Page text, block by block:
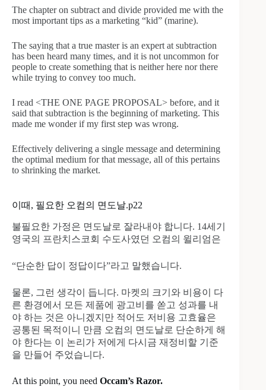
The chapter on subtract and divide provided me with the
most important tips as a marketing “kid” (marine).
The saying that a true master is an expert at subtraction
has been heard many times, and it is not uncommon for
people to create something that is neither here nor there
while trying to convey too much.
I read <THE ONE PAGE PROPOSAL> before, and it
said that subtraction is the beginning of marketing. This
made me wonder if my first step was wrong.
Effectively delivering a single message and determining
the optimal medium for that message, all of this pertains
to shrinking the market.
이때, 필요한 오컴의 면도날.p22
불필요한 가정은 면도날로 잘라내야 합니다. 14세기
영국의 프란치스코회 수도사였던 오컴의 윌리엄은
“단순한 답이 정답이다”라고 말했습니다.
물론, 그런 생각이 듭니다. 마켓의 크기와 비용이 다
른 환경에서 모든 제품에 광고비를 쏟고 성과를 내
야 하는 것은 아니겠지만 적어도 저비용 고효율은
공통된 목적이니 만큼 오컴의 면도날로 단순하게 해
야 한다는 이 논리가 저에게 다시금 재정비할 기준
을 만들어 주었습니다.
At this point, you need Occam’s Razor.